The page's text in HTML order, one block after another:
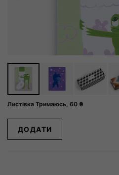
Листівка Тримаюсь, 60 ₴
ДОДАТИ